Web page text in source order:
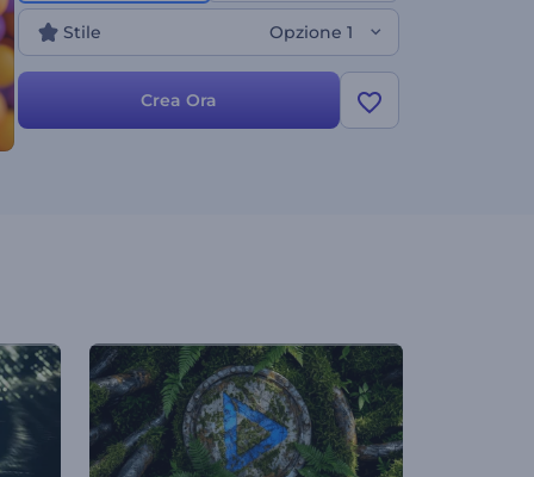
Stile Opzione 1
Crea Ora